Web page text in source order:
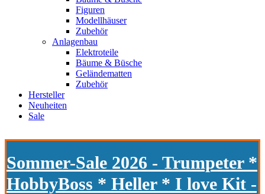
Figuren
Modellhäuser
Zubehör
Anlagenbau
Elektroteile
Bäume & Büsche
Geländematten
Zubehör
Hersteller
Neuheiten
Sale
Sommer-Sale 2026 - Trumpeter *
HobbyBoss * Heller * I love Kit -